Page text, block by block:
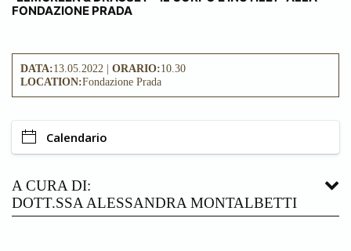
FONDAZIONE PRADA
DATA:13.05.2022 | ORARIO:10.30
LOCATION:Fondazione Prada
Calendario
A CURA DI:
DOTT.SSA ALESSANDRA MONTALBETTI